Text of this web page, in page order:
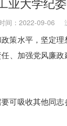
间：2022-09-06
策水平，坚定
、加强党风廉
可吸收其他同